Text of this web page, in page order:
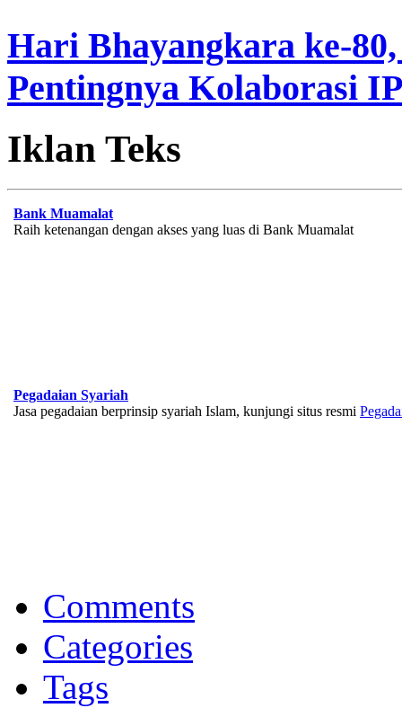
Hari Bhayangkara ke-
Pentingnya Kolaborasi
Iklan Teks
Bank Muamalat
Raih ketenangan dengan akses yang luas di Bank Muamalat
Pegadaian Syariah
Jasa pegadaian berprinsip syariah Islam, kunjungi situs resmi
Memberikan yang terbaik sesuai kaidah Islam, kunjungi situs resmi
Comments
Categories
Tags